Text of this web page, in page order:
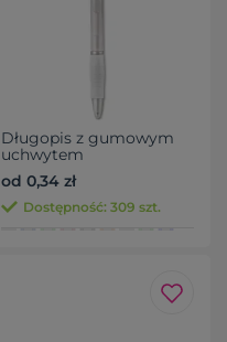
Długopis z gumowym
uchwytem
od 0,34 zł
Dostępność: 309 szt.